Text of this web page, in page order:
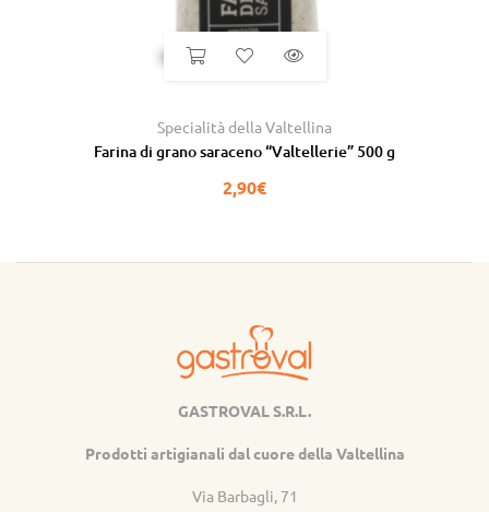
Specialità della Valtellina
Farina di grano saraceno “Valtellerie” 500 g
2,90€
GASTROVAL S.R.L.
Prodotti artigianali dal cuore della Valtellina
Via Barbagli, 71